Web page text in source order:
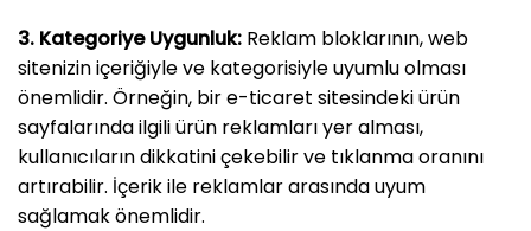
3. Kategoriye Uygunluk: Reklam bloklarının, web
sitenizin içeriğiyle ve kategorisiyle uyumlu olması
önemlidir. Örneğin, bir e-ticaret sitesindeki ürün
sayfalarında ilgili ürün reklamları yer alması,
kullanıcıların dikkatini çekebilir ve tıklanma oranını
artırabilir. İçerik ile reklamlar arasında uyum
sağlamak önemlidir.